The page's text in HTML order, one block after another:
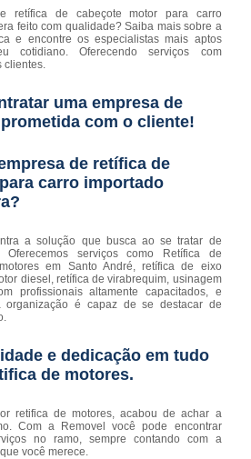
retífica de cabeçote motor para carro
feito com qualidade? Saiba mais sobre a
e encontre os especialistas mais aptos
cotidiano. Oferecendo serviços com
clientes.
uma empresa de
com o cliente!
de retífica de
carro importado
a solução que busca ao se tratar de
Oferecemos serviços como Retífica de
em Santo André, retífica de eixo
diesel, retífica de virabrequim, usinagem
profissionais altamente capacitados, e
organização é capaz de se destacar de
e dedicação em tudo
de motores.
retifica de motores, acabou de achar a
Com a Removel você pode encontrar
no ramo, sempre contando com a
você merece.